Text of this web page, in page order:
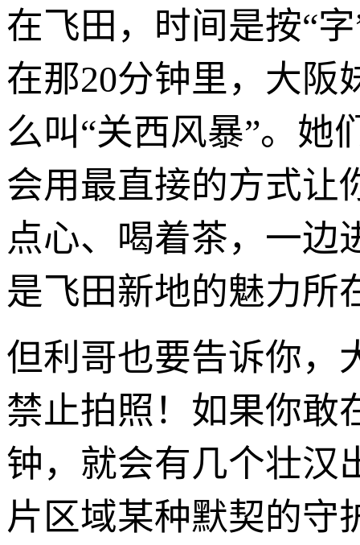
在飞田，时间是按“
在那20分钟里，大阪
么叫“关西风暴”。她
会用最直接的方式让
点心、喝着茶，一边
是飞田新地的魅力所
但利哥也要告诉你，
禁止拍照！如果你敢
钟，就会有几个壮汉
片区域某种默契的守